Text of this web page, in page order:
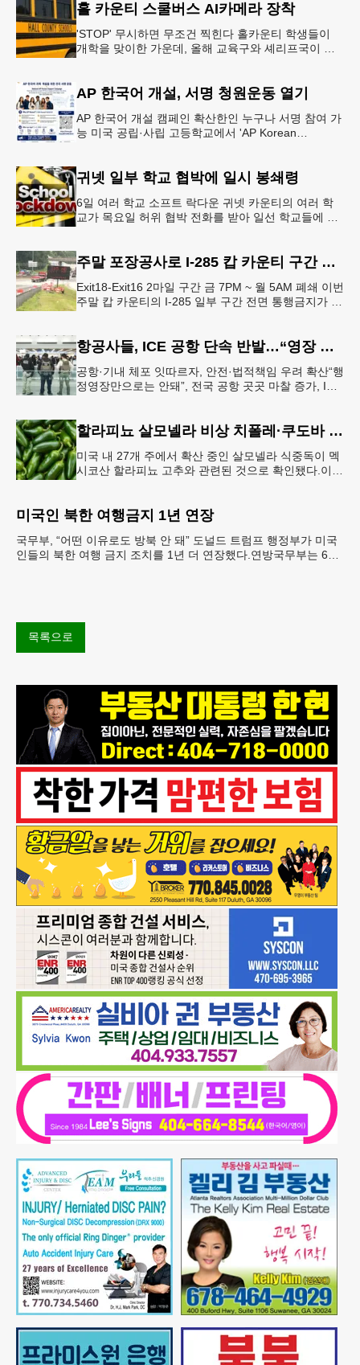
홀 카운티 스쿨버스 AI카메라 장착
'STOP' 무시하면 무조건 찍힌다 홀카운티 학생들이
개학을 맞이한 가운데, 올해 교육구와 셰리프국이 학
AP 한국어 개설, 서명 청원운동 열기
AP 한국어 개설 캠페인 확산한인 누구나 서명 참여 가
능 미국 공립·사립 고등학교에서 'AP Korean
귀넷 일부 학교 협박에 일시 봉쇄령
6일 여러 학교 소프트 락다운 귀넷 카운티의 여러 학
교가 목요일 허위 협박 전화를 받아 일선 학교들에 일
주말 포장공사로 I-285 캅 카운티 구간 통행금지
Exit18-Exit16 2마일 구간 금 7PM ~ 월 5AM 폐쇄 이번
주말 캅 카운티의 I-285 일부 구간 전면 통행금지가 시
항공사들, ICE 공항 단속 반발…“영장 없인 협조 불가”
공항·기내 체포 잇따르자, 안전·법적책임 우려 확산“행
정영장만으로는 안돼”, 전국 공항 곳곳 마찰 증가, ICE
할라피뇨 살모넬라 비상 치폴레·쿠도바 긴급 회수
미국 내 27개 주에서 확산 중인 살모넬라 식중독이 멕
시코산 할라피뇨 고추와 관련된 것으로 확인됐다.이에
미국인 북한 여행금지 1년 연장
국무부, “어떤 이유로도 방북 안 돼” 도널드 트럼프 행정부가 미국
인들의 북한 여행 금지 조치를 1년 더 연장했다.연방국무부는 6일
목록으로